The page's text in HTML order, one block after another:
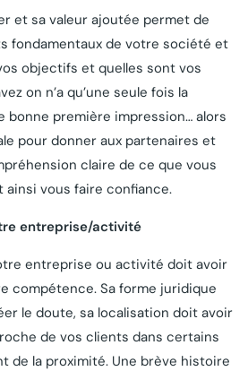
et sa valeur ajoutée permet de
fondamentaux de votre société et
objectifs et quelles sont vos
on n’a qu’une seule fois la
bonne première impression… alors
pour donner aux partenaires et
claire de ce que vous
ainsi vous faire confiance.
entreprise/activité
entreprise ou activité doit avoir
compétence. Sa forme juridique
le doute, sa localisation doit avoir
de vos clients dans certains
de la proximité. Une brève histoire